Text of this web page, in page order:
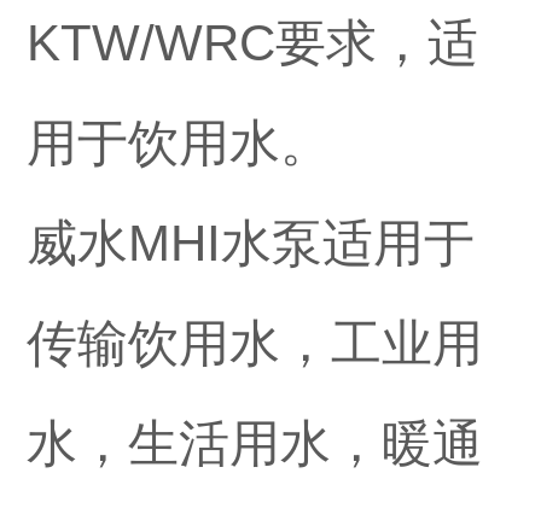
KTW/WRC要求，适
用于饮用水。
威水MHI水泵适用于
传输饮用水，工业用
水，生活用水，暖通